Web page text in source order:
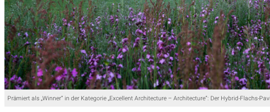
Prämiert als „Winner“ in der Kategorie „Excellent Architecture – Architecture“: Der Hybrid-Flachs-